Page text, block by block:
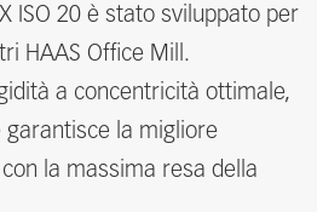
ISO 20 è stato sviluppato per
HAAS Office Mill.
a concentricità ottimale,
la migliore
la massima resa della